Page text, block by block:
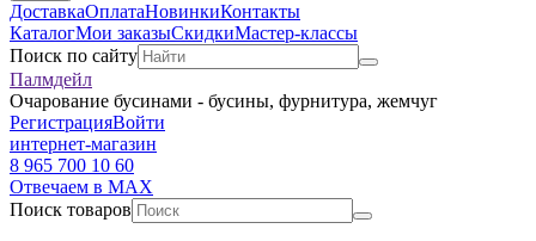
ДоставкаОплатаНовинкиКонтакты
КаталогМои заказыСкидкиМастер-классы
Поиск по сайту
Палмдейл
Очарование бусинами - бусины, фурнитура, жемчуг
РегистрацияВойти
интернет-магазин
8 965 700 10 60
Отвечаем в MAX
Поиск товаров